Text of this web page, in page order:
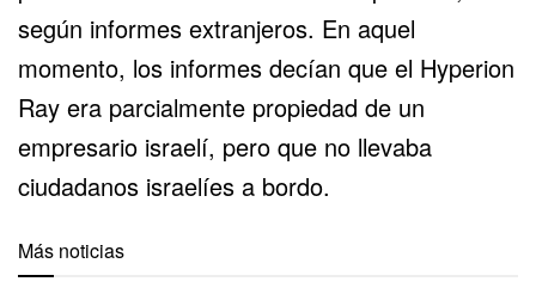
según informes extranjeros. En aquel
momento, los informes decían que el Hyperion
Ray era parcialmente propiedad de un
empresario israelí, pero que no llevaba
ciudadanos israelíes a bordo.
Más noticias